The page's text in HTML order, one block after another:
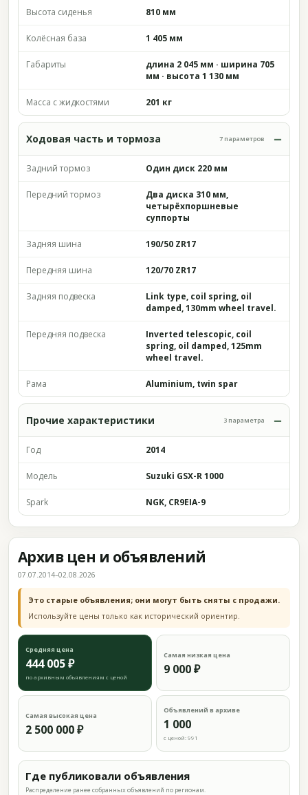
Высота сиденья 810 мм
Колёсная база 1 405 мм
Габариты
длина 2 045 мм · ширина 705
мм · высота 1 130 мм
Масса с жидкостями 201 кг
Ходовая часть и тормоза 7 параметров
Задний тормоз Один диск 220 мм
Передний тормоз
Два диска 310 мм,
четырёхпоршневые
суппорты
Задняя шина 190/50 ZR17
Передняя шина 120/70 ZR17
Задняя подвеска
Link type, coil spring, oil
damped, 130mm wheel travel.
Передняя подвеска
Inverted telescopic, coil
spring, oil damped, 125mm
wheel travel.
Рама Aluminium, twin spar
Прочие характеристики 3 параметра
Год 2014
Модель Suzuki GSX-R 1000
Spark NGK, CR9EIA-9
Архив цен и объявлений
07.07.2014–02.08.2026
Это старые объявления; они могут быть сняты с продажи.
Используйте цены только как исторический ориентир.
Средняя цена
444 005 ₽
по архивным объявлениям с ценой
Самая низкая цена
9 000 ₽
Самая высокая цена
2 500 000 ₽
Объявлений в архиве
1 000
с ценой: 991
Где публиковали объявления
Распределение ранее собранных объявлений по регионам.